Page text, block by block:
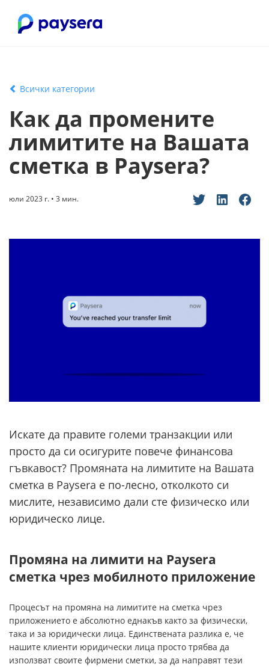
Всички категории
Как да промените
лимитите на Вашата
сметка в Paysera?
юли 2023 г. • 3 мин.
Искате да правите големи транзакции или
просто да си осигурите повече финансова
гъвкавост? Промяната на лимитите на Вашата
сметка в Paysera е по-лесно, отколкото си
мислите, независимо дали сте физическо или
юридическо лице.
Промяна на лимити на Paysera
сметка чрез мобилното приложение
Процесът на промяна на лимитите на сметка чрез
приложението е абсолютно еднакъв както за физически,
така и за юридически лица. Единствената разлика е, че
нашите клиенти юридически лица просто трябва да
използват своите фирмени сметки, за да направят тези